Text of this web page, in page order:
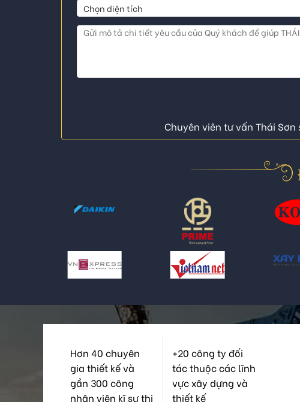
Chuyên viên tư vấn Thái
Hơn 40 chuyên
gia thiết kế và
gần 300 công
nhân viên kĩ sư thi
+20 công ty đối
tác thuộc các lĩnh
vực xây dựng và
thiết kế